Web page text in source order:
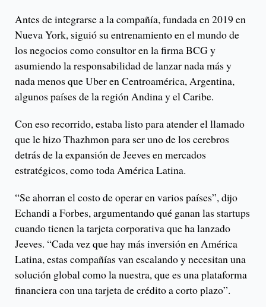
Antes de integrarse a la compañía, fundada en 2019 en
Nueva York, siguió su entrenamiento en el mundo de
los negocios como consultor en la firma BCG y
asumiendo la responsabilidad de lanzar nada más y
nada menos que Uber en Centroamérica, Argentina,
algunos países de la región Andina y el Caribe.
Con eso recorrido, estaba listo para atender el llamado
que le hizo Thazhmon para ser uno de los cerebros
detrás de la expansión de Jeeves en mercados
estratégicos, como toda América Latina.
“Se ahorran el costo de operar en varios países”, dijo
Echandi a Forbes, argumentando qué ganan las startups
cuando tienen la tarjeta corporativa que ha lanzado
Jeeves. “Cada vez que hay más inversión en América
Latina, estas compañías van escalando y necesitan una
solución global como la nuestra, que es una plataforma
financiera con una tarjeta de crédito a corto plazo”.